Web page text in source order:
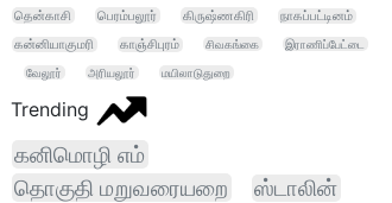
தென்காசி
பெரம்பலூர் கிருஷ்ணகிரி
நாகப்பட்டினம்
கன்னியாகுமரி
காஞ்சிபுரம் சிவகங்கை
இராணிப்பேட்டை
வேலூர்
அரியலூர் மயிலாடுதுறை
Trending
கனிமொழி எம்
தொகுதி மறுவரையறை
ஸ்டாலின்